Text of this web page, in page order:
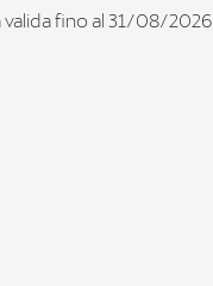
fino al 31/08/2026.